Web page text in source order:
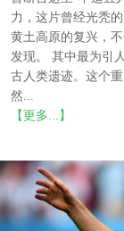
力，这片曾经光秃
黄土高原的复兴，
发现。 其中最为引
古人类遗迹。这个
然...
【更多...】